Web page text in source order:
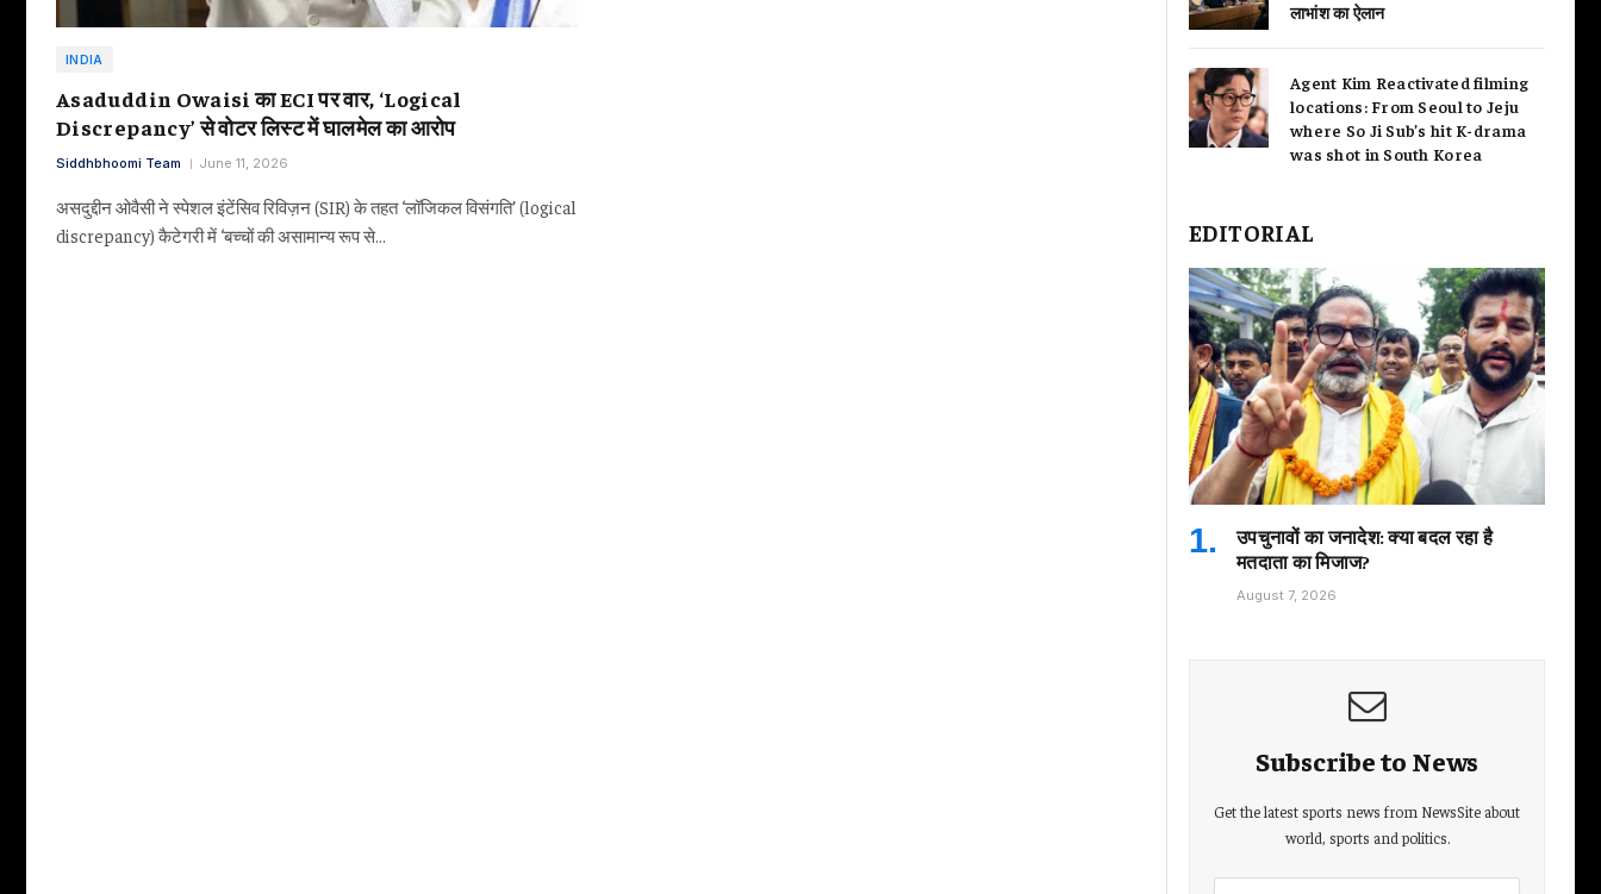
INDIA
Asaduddin Owaisi का ECI पर वार, ‘Logical
Discrepancy’ से वोटर लिस्ट में घालमेल का आरोप
Siddhbhoomi Team June 11, 2026
असदुद्दीन ओवैसी ने स्पेशल इंटेंसिव रिविज़न (SIR) के तहत ‘लॉजिकल विसंगति’ (logical
discrepancy) कैटेगरी में ‘बच्चों की असामान्य रूप से…
लाभांश का ऐलान
Agent Kim Reactivated filming
locations: From Seoul to Jeju
where So Ji Sub’s hit K-drama
was shot in South Korea
EDITORIAL
उपचुनावों का जनादेश: क्या बदल रहा है
मतदाता का मिजाज?
August 7, 2026
Subscribe to News
Get the latest sports news from NewsSite about
world, sports and politics.